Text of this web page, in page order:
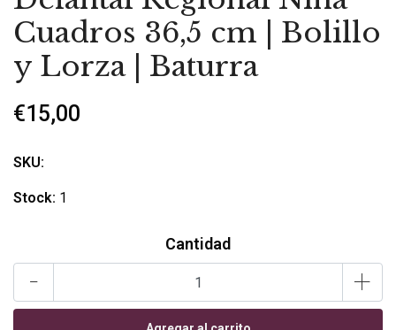
Cuadros 36,5 cm | Bolillo
y Lorza | Baturra
€15,00
SKU:
Stock: 1
Cantidad
- +